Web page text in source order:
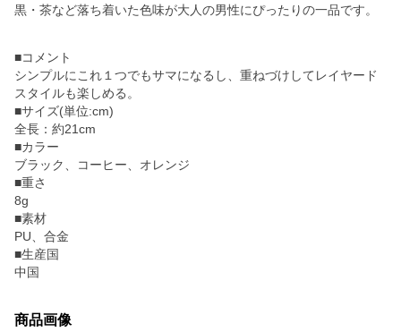
黒・茶など落ち着いた色味が大人の男性にぴったりの一品です。
■コメント
シンプルにこれ１つでもサマになるし、重ねづけしてレイヤード
スタイルも楽しめる。
■サイズ(単位:cm)
全長：約21cm
■カラー
ブラック、コーヒー、オレンジ
■重さ
8g
■素材
PU、合金
■生産国
中国
商品画像